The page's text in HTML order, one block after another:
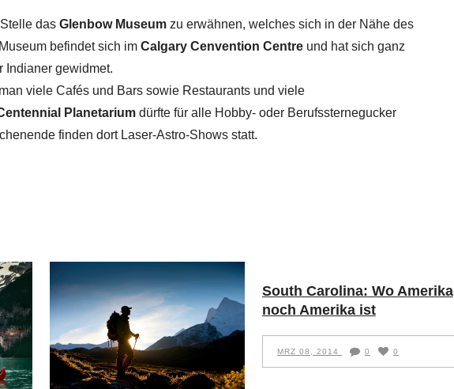
Stelle dasGlenbow Museum zu erwähnen, welches sich in der Nähe des
befindet sich imCalgary Cenvention Centre und hat sich ganz
Indianer gewidmet.
viele Cafés und Bars sowie Restaurants und viele
Planetarium dürfte für alle Hobby- oder Berufssternegucker
finden dort Laser-Astro-Shows statt.
South Carolina: Wo Amerika
noch Amerika ist
MRZ 08, 2014 0 0